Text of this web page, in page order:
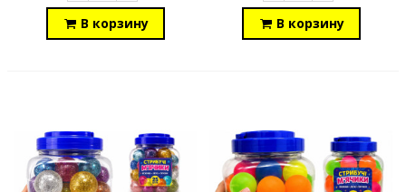
В корзину В корзину